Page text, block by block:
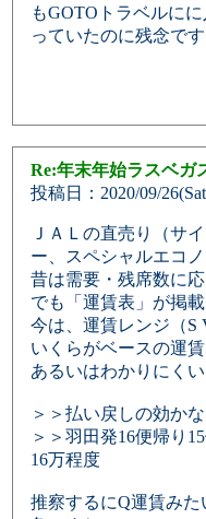
もGOTOトラベルに
っていたのに残念です
Re:年末年始ラスベガ
投稿日：2020/09/
ＪＡＬの直売り（サ
ー、スペシャルエコ
昔は需要・残席数に
でも「運賃表」が掲
今は、運賃レンジ（S
いくらがベースの運
あるいはわかりにくい
＞＞払い戻しの効か
＞＞羽田発16便帰り
16万程度
推察するにQ運賃み